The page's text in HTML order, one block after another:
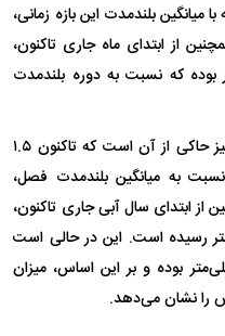
با میانگین بلندمدت این بازه زمانی،
از ابتدای ماه جاری تاکنون،
ثبت‌شده ۱.۵ میلی‌متر بوده که نسبت به دوره بلندمدت
بررسی آمار بارش از ابتدای فصل جاری نیز حاکی از آن است که تاکنون ۱.۵
به میانگین بلندمدت فصل،
از ابتدای سال آبی جاری تاکنون،
کشور به ۲۲۸.۳ میلی‌متر رسیده است. این در حالی است
بلندمدت این دوره ۲۲۳.۲ میلی‌متر بوده و بر این اساس، میزان